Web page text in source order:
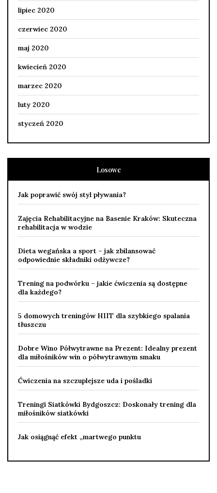
lipiec 2020
czerwiec 2020
maj 2020
kwiecień 2020
marzec 2020
luty 2020
styczeń 2020
Losowe
Jak poprawić swój styl pływania?
Zajęcia Rehabilitacyjne na Basenie Kraków: Skuteczna
rehabilitacja w wodzie
Dieta wegańska a sport – jak zbilansować
odpowiednie składniki odżywcze?
Trening na podwórku – jakie ćwiczenia są dostępne
dla każdego?
5 domowych treningów HIIT dla szybkiego spalania
tłuszczu
Dobre Wino Półwytrawne na Prezent: Idealny prezent
dla miłośników win o półwytrawnym smaku
Ćwiczenia na szczuplejsze uda i pośladki
Treningi Siatkówki Bydgoszcz: Doskonały trening dla
miłośników siatkówki
Jak osiągnąć efekt „martwego punktu